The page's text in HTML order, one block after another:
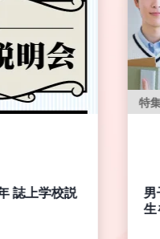
外生・帰国
特